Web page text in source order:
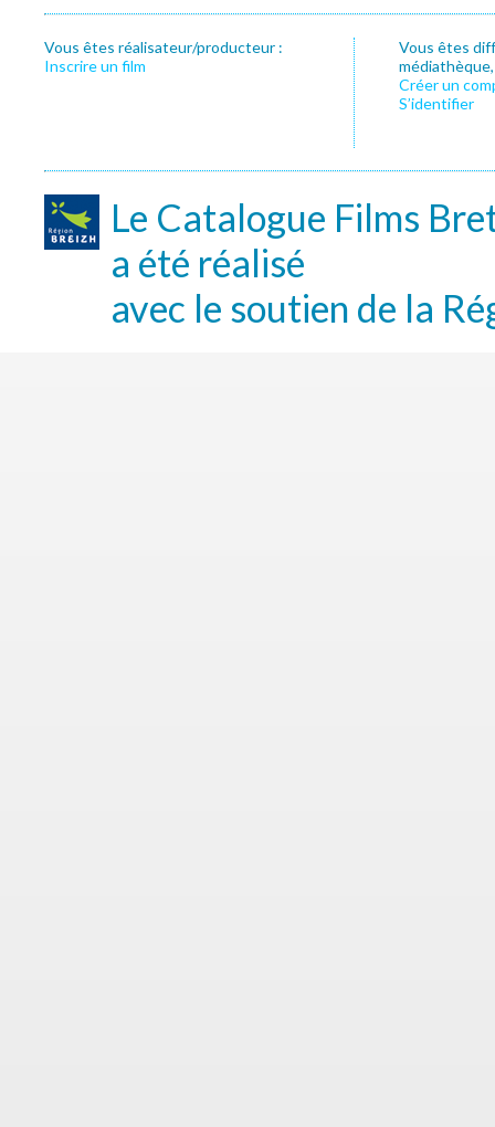
Vous êtes réalisateur/producteur :
Inscrire un film
Vous êtes
Créer un
S’identifier
Le Catalogue Films
a été réalisé
avec le soutien de la